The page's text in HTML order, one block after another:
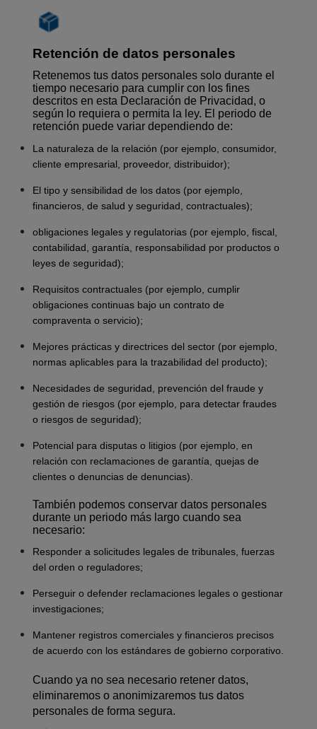
Retención de datos personales
Retenemos tus datos personales solo durante el
tiempo necesario para cumplir con los fines
descritos en esta Declaración de Privacidad, o
según lo requiera o permita la ley. El periodo de
retención puede variar dependiendo de:
La naturaleza de la relación (por ejemplo, consumidor,
cliente empresarial, proveedor, distribuidor);
El tipo y sensibilidad de los datos (por ejemplo,
financieros, de salud y seguridad, contractuales);
obligaciones legales y regulatorias (por ejemplo, fiscal,
contabilidad, garantía, responsabilidad por productos o
leyes de seguridad);
Requisitos contractuales (por ejemplo, cumplir
obligaciones continuas bajo un contrato de
compraventa o servicio);
Mejores prácticas y directrices del sector (por ejemplo,
normas aplicables para la trazabilidad del producto);
Necesidades de seguridad, prevención del fraude y
gestión de riesgos (por ejemplo, para detectar fraudes
o riesgos de seguridad);
Potencial para disputas o litigios (por ejemplo, en
relación con reclamaciones de garantía, quejas de
clientes o denuncias de denuncias).
También podemos conservar datos personales
durante un periodo más largo cuando sea
necesario:
Responder a solicitudes legales de tribunales, fuerzas
del orden o reguladores;
Perseguir o defender reclamaciones legales o gestionar
investigaciones;
Mantener registros comerciales y financieros precisos
de acuerdo con los estándares de gobierno corporativo.
Cuando ya no sea necesario retener datos,
eliminaremos o anonimizaremos tus datos
personales de forma segura.